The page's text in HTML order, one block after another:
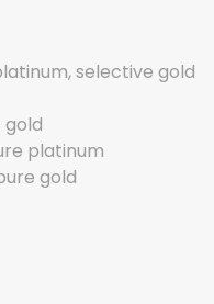
selective gold
gold
platinum
gold